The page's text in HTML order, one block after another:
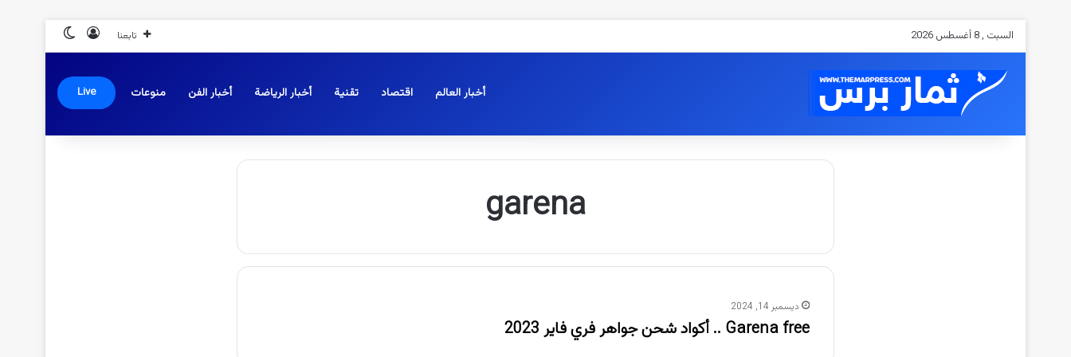
السبت , 8 أغسطس 2026 تابعنا تسجيل الدخول
أخبار العالم اقتصاد تقنية أخبار الرياضة أخبار الفن منوعات Live
garena
ديسمبر 14, 2024
Garena free .. أكواد شحن جواهر فري فاير 2023